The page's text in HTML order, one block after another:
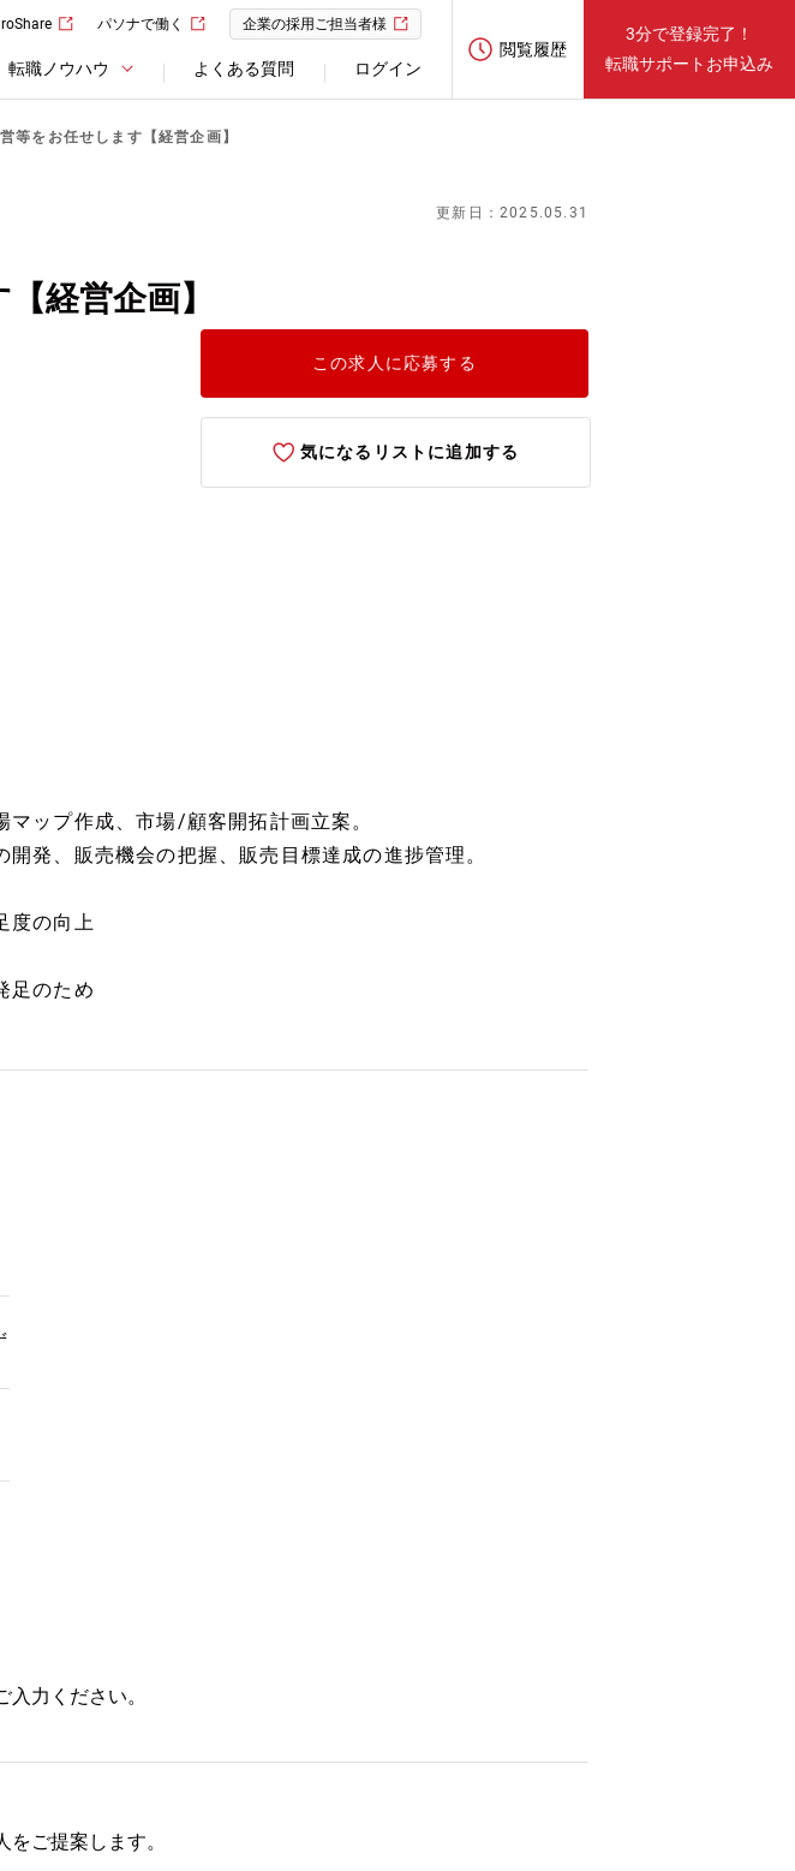
パソナで働く 企業の採用ご担当者様
転職ノウハウ よくある質問 ログイン
閲覧履歴
3分で登録完了！
転職サポートお申込み
等をお任せします【経営企画】
更新日：2025.05.31
経営企画】
この求人に応募する
気になるリストに追加する
ップ作成、市場/顧客開拓計画立案。
の開発、販売機会の把握、販売目標達成の進捗管理。
度の向上
足のため
力ください。
ご提案します。